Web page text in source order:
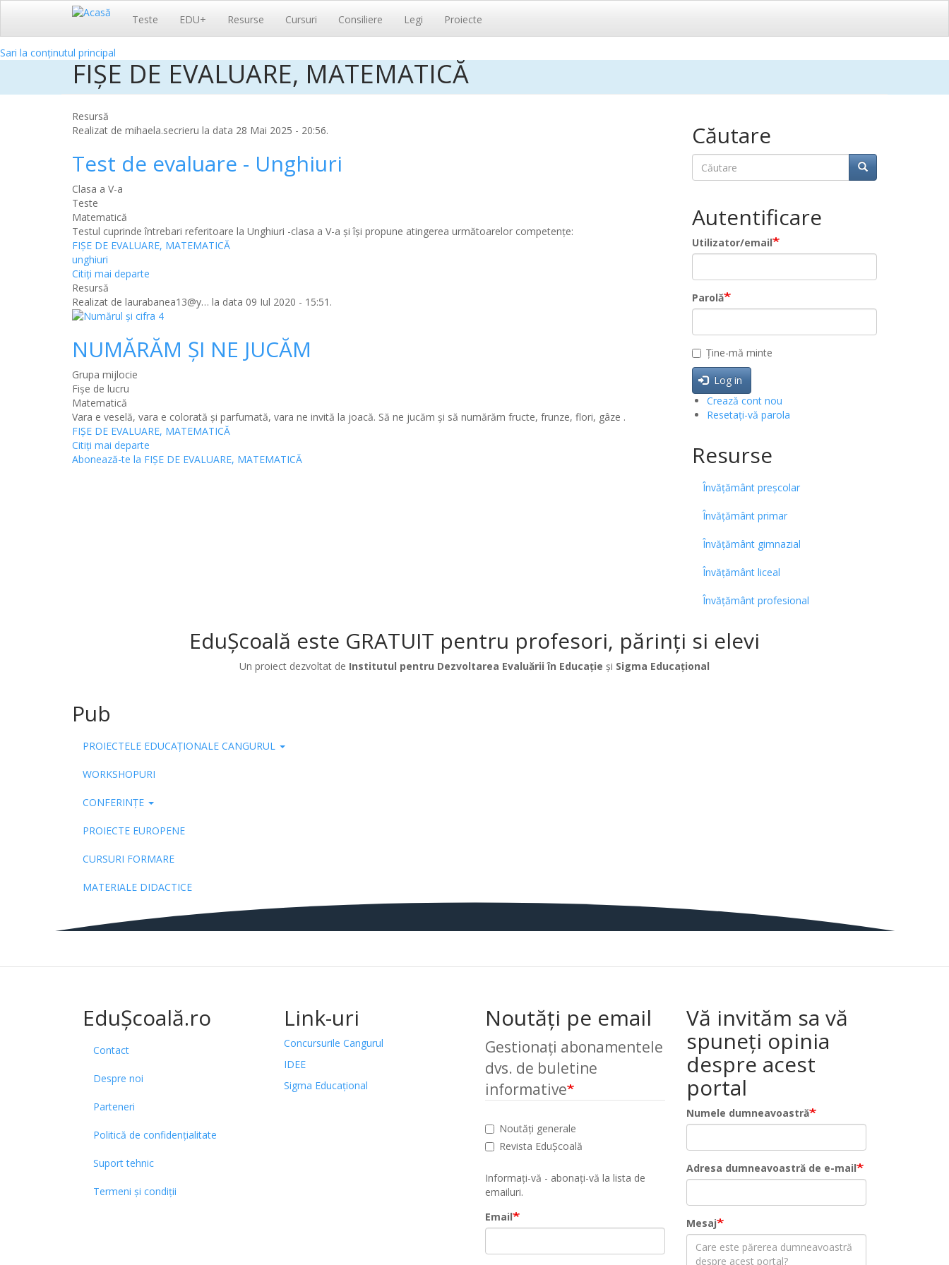
Sari la conținutul principal
Navigare
principală
Teste EDU+ Resurse Cursuri Consiliere Legi Proiecte
FIȘE DE EVALUARE, MATEMATICĂ
Resursă
Realizat de mihaela.secrieru la data 28 Mai 2025 - 20:56.
Test de evaluare - Unghiuri
Clasa a V-a
Teste
Matematică
Testul cuprinde întrebari referitoare la Unghiuri -clasa a V-a și își propune atingerea următoarelor competențe:
FIȘE DE EVALUARE, MATEMATICĂ
unghiuri
Citiţi mai departe
Resursă
Realizat de laurabanea13@y… la data 09 Iul 2020 - 15:51.
NUMĂRĂM ȘI NE JUCĂM
Grupa mijlocie
Fișe de lucru
Matematică
Vara e veselă, vara e colorată și parfumată, vara ne invită la joacă. Să ne jucăm și să numărăm fructe, frunze, flori, gâze .
FIȘE DE EVALUARE, MATEMATICĂ
Citiţi mai departe
Abonează-te la FIȘE DE EVALUARE, MATEMATICĂ
Căutare
Căutare Căutare
Autentificare
Utilizator/email
Parolă
Ține-mă minte
Log in
Crează cont nou
Resetați-vă parola
Resurse
Învățământ preșcolar
Învățământ primar
Învățământ gimnazial
Învățământ liceal
Învățământ profesional
EduȘcoală este GRATUIT pentru profesori, părinți si elevi
Un proiect dezvoltat de Institutul pentru Dezvoltarea Evaluării în Educație și Sigma Educațional
Pub
PROIECTELE EDUCAȚIONALE CANGURUL
WORKSHOPURI
CONFERINȚE
PROIECTE EUROPENE
CURSURI FORMARE
MATERIALE DIDACTICE
EduȘcoală.ro
Contact
Despre noi
Parteneri
Politică de confidențialitate
Suport tehnic
Termeni și condiții
Link-uri
Concursurile Cangurul
IDEE
Sigma Educațional
Noutăți pe email
Gestionați abonamentele
dvs. de buletine
informative
Noutăți generale
Revista EduȘcoală
Informați-vă - abonați-vă la lista de
emailuri.
Email
Vă invităm sa vă
spuneți opinia
despre acest
portal
Numele dumneavoastră
Adresa dumneavoastră de e-mail
Mesaj